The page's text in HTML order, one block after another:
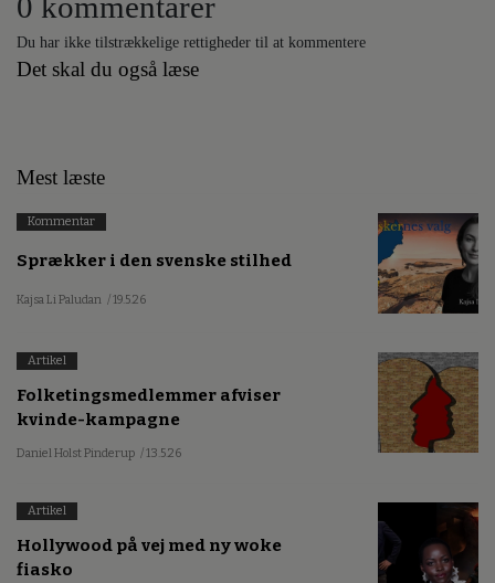
Du har ikke tilstrækkelige rettigheder til at kommentere
Det skal du også læse
Mest læste
Kommentar
Sprækker i den svenske stilhed
Kajsa Li Paludan / 19.5.26
Artikel
Folketingsmedlemmer afviser
kvinde-kampagne
Daniel Holst Pinderup / 13.5.26
Artikel
Hollywood på vej med ny woke
fiasko